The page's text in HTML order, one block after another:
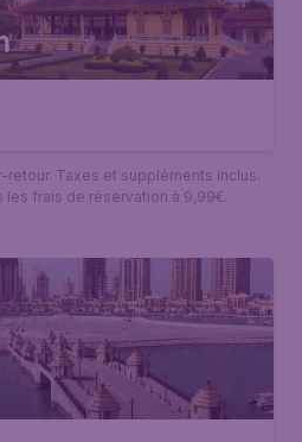
retour. Taxes et suppléments inclus.
frais de réservation à 9,99€.